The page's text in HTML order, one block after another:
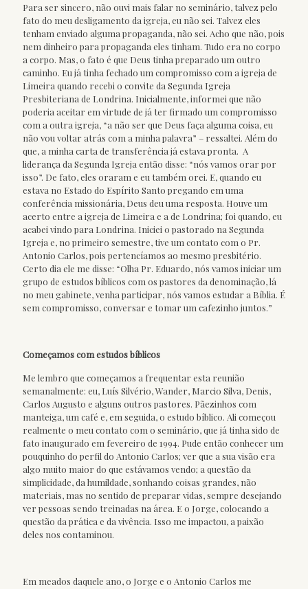
Para ser sincero, não ouvi mais falar no seminário, talvez pelo
fato do meu desligamento da igreja, eu não sei. Talvez eles
tenham enviado alguma propaganda, não sei. Acho que não, pois
nem dinheiro para propaganda eles tinham. Tudo era no corpo
a corpo. Mas, o fato é que Deus tinha preparado um outro
caminho. Eu já tinha fechado um compromisso com a igreja de
Limeira quando recebi o convite da Segunda Igreja
Presbiteriana de Londrina. Inicialmente, informei que não
poderia aceitar em virtude de já ter firmado um compromisso
com a outra igreja, “a não ser que Deus faça alguma coisa, eu
não vou voltar atrás com a minha palavra” – ressaltei. Além do
que, a minha carta de transferência já estava pronta. A
liderança da Segunda Igreja então disse: “nós vamos orar por
isso”. De fato, eles oraram e eu também orei. E, quando eu
estava no Estado do Espírito Santo pregando em uma
conferência missionária, Deus deu uma resposta. Houve um
acerto entre a igreja de Limeira e a de Londrina; foi quando, eu
acabei vindo para Londrina. Iniciei o pastorado na Segunda
Igreja e, no primeiro semestre, tive um contato com o Pr.
Antonio Carlos, pois pertencíamos ao mesmo presbitério.
Certo dia ele me disse: “Olha Pr. Eduardo, nós vamos iniciar um
grupo de estudos bíblicos com os pastores da denominação, lá
no meu gabinete, venha participar, nós vamos estudar a Bíblia. É
sem compromisso, conversar e tomar um cafezinho juntos.”
Começamos com estudos bíblicos
Me lembro que começamos a frequentar esta reunião
semanalmente: eu, Luís Silvério, Wander, Marcio Silva, Denis,
Carlos Augusto e alguns outros pastores. Pãezinhos com
manteiga, um café e, em seguida, o estudo bíblico. Ali começou
realmente o meu contato com o seminário, que já tinha sido de
fato inaugurado em fevereiro de 1994. Pude então conhecer um
pouquinho do perfil do Antonio Carlos; ver que a sua visão era
algo muito maior do que estávamos vendo; a questão da
simplicidade, da humildade, sonhando coisas grandes, não
materiais, mas no sentido de preparar vidas, sempre desejando
ver pessoas sendo treinadas na área. E o Jorge, colocando a
questão da prática e da vivência. Isso me impactou, a paixão
deles nos contaminou.
Em meados daquele ano, o Jorge e o Antonio Carlos me